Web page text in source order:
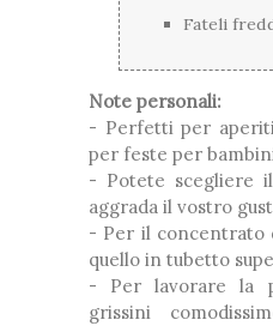
Fateli
Note personali:
- Perfetti per
per feste per
- Potete scegliere
aggrada il vostro
- Per il concentrato
quello in tubetto
- Per lavorare la
grissini